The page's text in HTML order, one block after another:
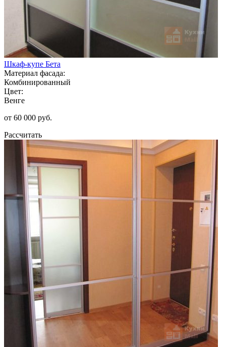
Шкаф-купе Бета
Материал фасада:
Комбинированный
Цвет:
Венге
от 60 000 руб.
Рассчитать